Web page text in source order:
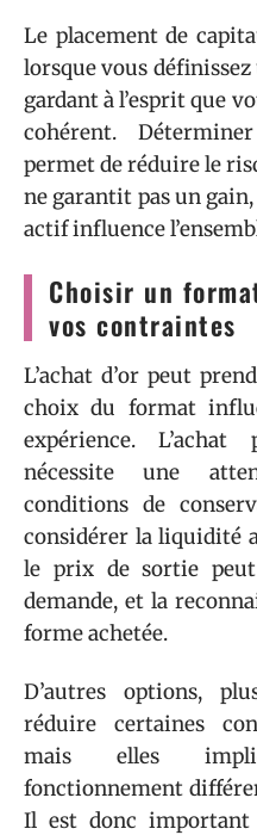
Le placement de
lorsque vous
gardant à l’esprit que
cohérent.
permet de réduire le
ne garantit pas un
actif influence
Choisir un
vos contraintes
L’achat d’or peut
choix du format
expérience. L’achat
nécessite une
conditions de
considérer la liquidité
le prix de sortie
demande, et la
forme achetée.
D’autres options,
réduire certaines
mais elles
fonctionnement
Il est donc